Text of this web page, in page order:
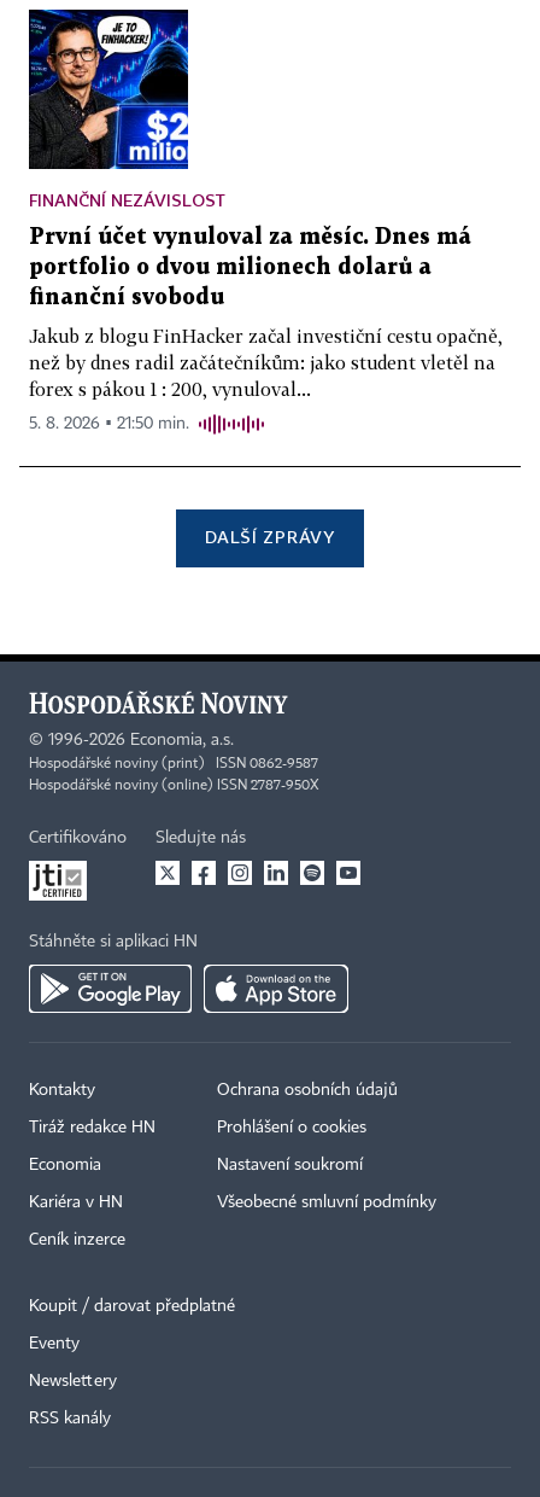
FINANČNÍ NEZÁVISLOST
První účet vynuloval za měsíc. Dnes má
portfolio o dvou milionech dolarů a
finanční svobodu
Jakub z blogu FinHacker začal investiční cestu opačně,
než by dnes radil začátečníkům: jako student vletěl na
forex s pákou 1 : 200, vynuloval...
5. 8. 2026 ▪ 21:50 min.
DALŠÍ ZPRÁVY
© 1996-2026 Economia, a.s.
Hospodářské noviny (print) ISSN 0862-9587
Hospodářské noviny (online) ISSN 2787-950X
Certifikováno Sledujte nás
Stáhněte si aplikaci HN
Kontakty
Tiráž redakce HN
Economia
Kariéra v HN
Ceník inzerce
Ochrana osobních údajů
Prohlášení o cookies
Nastavení soukromí
Všeobecné smluvní podmínky
Koupit / darovat předplatné
Eventy
Newslettery
RSS kanály